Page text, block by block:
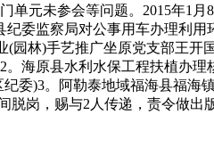
元未参会等问题。2015年1
委监察局对公事用车办理利
园林)手艺推广坐原党支部王
海原县水利水保工程扶植办
委)3。阿勒泰地域福海县福海
岗，赐与2人传递，责令做出